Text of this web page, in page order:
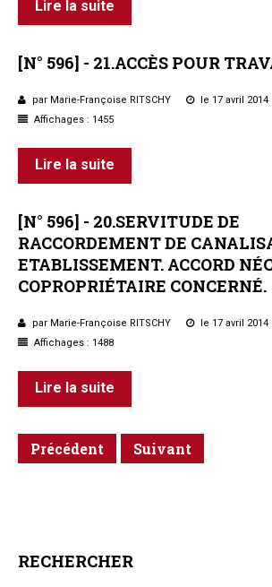
Lire la suite
[N° 596] - 21.ACCÈS POUR
par Marie-Françoise RITSCHY
le 17 avril 2014
Affichages : 1455
Lire la suite
[N° 596] - 20.SERVITUDE DE
RACCORDEMENTDE
ETABLISSEMENT. ACCORD
COPROPRIÉTAIRE CONCERNÉ.
par Marie-Françoise RITSCHY
le 17 avril 2014
Affichages : 1488
Lire la suite
Précédent Suivant
RECHERCHER